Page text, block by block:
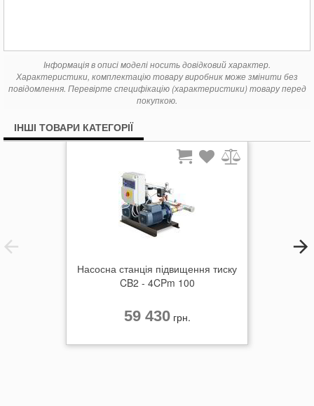
Інформація в описі моделі носить довідковий характер.
Характеристики, комплектацію товару виробник може змінити без
повідомлення. Перевірте специфікацію (характеристики) товару перед
покупкою.
ІНШІ ТОВАРИ КАТЕГОРІЇ
Насосна станція підвищення тиску
CB2 - 4CPm 100
59 430грн.